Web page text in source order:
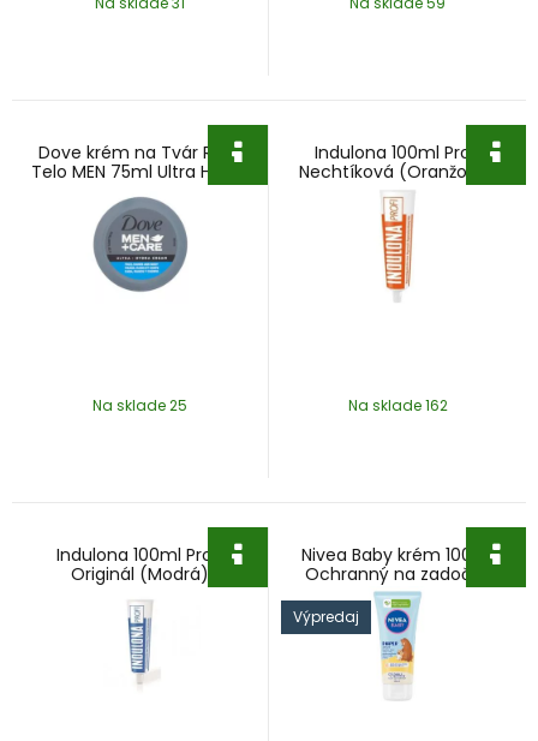
Dove krém na Tvár Ruky
Telo MEN 75ml Ultra Hydra
Na sklade 25
Indulona 100ml Profi
Nechtíková (Oranžová)
Na sklade 162
Indulona 100ml Profi
Originál (Modrá)
Nivea Baby krém 100ml
Ochranný na zadoček
Výpredaj